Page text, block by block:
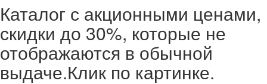
Каталог с акционными ценами,
скидки до 30%, которые не
отображаются в обычной
выдаче.Клик по картинке.